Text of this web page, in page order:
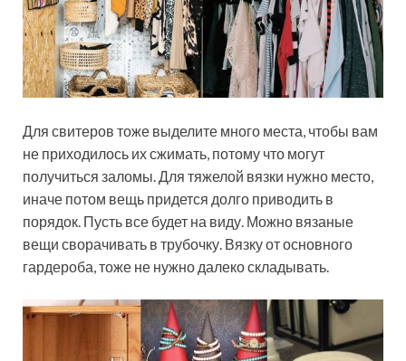
Для свитеров тоже выделите много места, чтобы вам
не приходилось их сжимать, потому что могут
получиться заломы. Для тяжелой вязки нужно место,
иначе потом вещь придется долго приводить в
порядок. Пусть все будет на виду. Можно вязаные
вещи сворачивать в трубочку. Вязку от основного
гардероба, тоже не нужно далеко складывать.